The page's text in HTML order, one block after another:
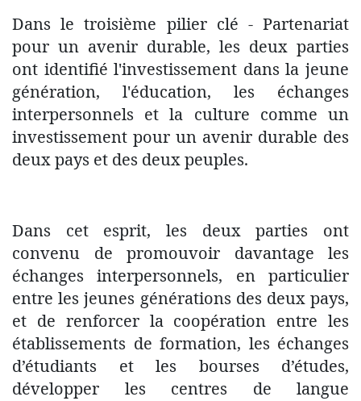
Dans le troisième pilier clé - Partenariat
pour un avenir durable, les deux parties
ont identifié l'investissement dans la jeune
génération, l'éducation, les échanges
interpersonnels et la culture comme un
investissement pour un avenir durable des
deux pays et des deux peuples.
Dans cet esprit, les deux parties ont
convenu de promouvoir davantage les
échanges interpersonnels, en particulier
entre les jeunes générations des deux pays,
et de renforcer la coopération entre les
établissements de formation, les échanges
d’étudiants et les bourses d’études,
développer les centres de langue